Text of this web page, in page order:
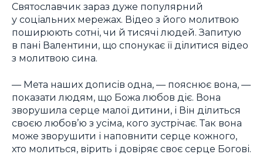
Святославчик зараз дуже популярний
у соціальних мережах. Відео з його молитвою
поширюють сотні, чи й тисячі людей. Запитую
в пані Валентини, що спонукає її ділитися відео
з молитвою сина.
— Мета наших дописів одна, — пояснює вона, —
показати людям, що Божа любов діє. Вона
зворушила серце малої дитини, і Він ділиться
своєю любов’ю з усіма, кого зустрічає. Так вона
може зворушити і наповнити серце кожного,
хто молиться, вірить і довіряє своє серце Богові.